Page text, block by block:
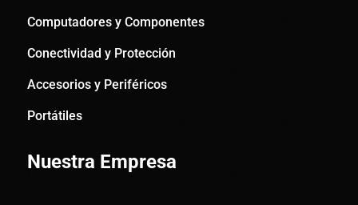
Computadores y Componentes
Conectividad y Protección
Accesorios y Periféricos
Portátiles
Nuestra Empresa